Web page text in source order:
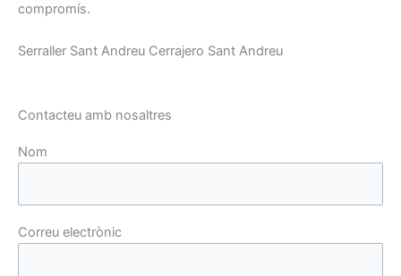
compromís.
Serraller Sant Andreu Cerrajero Sant Andreu
Contacteu amb nosaltres
Nom
Correu electrònic